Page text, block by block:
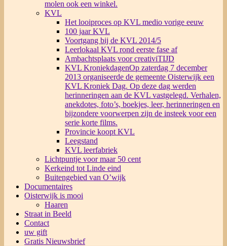
molen ook een winkel.
KVL
Het looiproces op KVL medio vorige eeuw
100 jaar KVL
Voortgang bij de KVL 2014/5
Leerlokaal KVL rond eerste fase af
Ambachtsplaats voor creativiTIJD
KVL KroniekdagenOp zaterdag 7 december
2013 organiseerde de gemeente Oisterwijk een
KVL Kroniek Dag. Op deze dag werden
herinneringen aan de KVL vastgelegd. Verhalen,
anekdotes, foto’s, boekjes, leer, herinneringen en
bijzondere voorwerpen zijn de insteek voor een
serie korte films.
Provincie koopt KVL
Leegstand
KVL leerfabriek
Lichtpuntje voor maar 50 cent
Kerkeind tot Linde eind
Buitengebied van O’wijk
Documentaires
Oisterwijk is mooi
Haaren
Straat in Beeld
Contact
uw gift
Gratis Nieuwsbrief